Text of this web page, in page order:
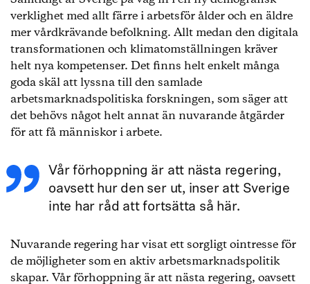
verklighet med allt färre i arbetsför ålder och en äldre
mer vårdkrävande befolkning. Allt medan den digitala
transformationen och klimatomställningen kräver
helt nya kompetenser. Det finns helt enkelt många
goda skäl att lyssna till den samlade
arbetsmarknadspolitiska forskningen, som säger att
det behövs något helt annat än nuvarande åtgärder
för att få människor i arbete.
Vår förhoppning är att nästa regering,
oavsett hur den ser ut, inser att Sverige
inte har råd att fortsätta så här.
Nuvarande regering har visat ett sorgligt ointresse för
de möjligheter som en aktiv arbetsmarknadspolitik
skapar. Vår förhoppning är att nästa regering, oavsett